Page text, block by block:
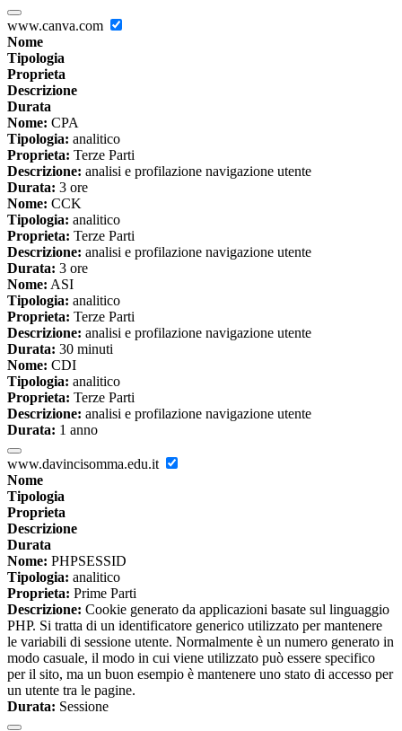
www.canva.com
Nome
Tipologia
Proprieta
Descrizione
Durata
Nome: CPA
Tipologia: analitico
Proprieta: Terze Parti
Descrizione: analisi e profilazione navigazione utente
Durata: 3 ore
Nome: CCK
Tipologia: analitico
Proprieta: Terze Parti
Descrizione: analisi e profilazione navigazione utente
Durata: 3 ore
Nome: ASI
Tipologia: analitico
Proprieta: Terze Parti
Descrizione: analisi e profilazione navigazione utente
Durata: 30 minuti
Nome: CDI
Tipologia: analitico
Proprieta: Terze Parti
Descrizione: analisi e profilazione navigazione utente
Durata: 1 anno
www.davincisomma.edu.it
Nome
Tipologia
Proprieta
Descrizione
Durata
Nome: PHPSESSID
Tipologia: analitico
Proprieta: Prime Parti
Descrizione: Cookie generato da applicazioni basate sul linguaggio
PHP. Si tratta di un identificatore generico utilizzato per mantenere
le variabili di sessione utente. Normalmente è un numero generato in
modo casuale, il modo in cui viene utilizzato può essere specifico
per il sito, ma un buon esempio è mantenere uno stato di accesso per
un utente tra le pagine.
Durata: Sessione